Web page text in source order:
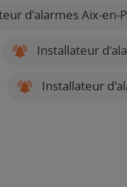
d'alarmes Aix-en-
Installateur
Installateur